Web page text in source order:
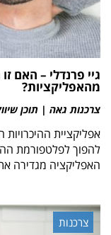
גיי פרנדלי – האם
מהאפליקציות?
צרכנות גאה | תוכן
להפוך לפלטפורמת
האפליקציה מגדירה
צרכנות